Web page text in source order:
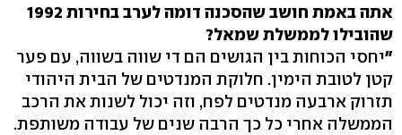
אתה באמת חושב שהסכנה דומה לערב בחירות 1992
שהובילו לממשלת שמאל?
"יחסי הכוחות בין הגושים הם די שווה בשווה, עם פער
קטן לטובת הימין. חלוקת המנדטים של הבית היהודי
תזרוק ארבעה מנדטים לפח, וזה יכול לשנות את הרכב
הממשלה אחרי כל כך הרבה שנים של עבודה משותפת.